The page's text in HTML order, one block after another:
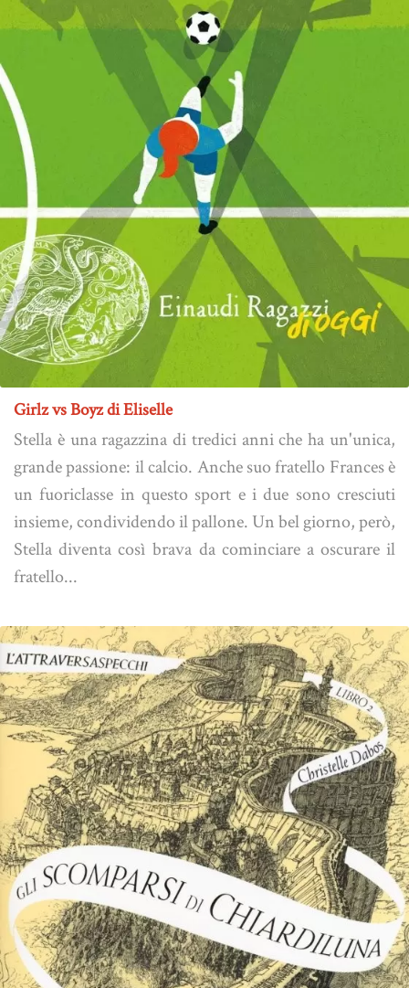
Girlz vs Boyz di Eliselle
Stella è una ragazzina di tredici anni che ha un'unica,
grande passione: il calcio. Anche suo fratello Frances è
un fuoriclasse in questo sport e i due sono cresciuti
insieme, condividendo il pallone. Un bel giorno, però,
Stella diventa così brava da cominciare a oscurare il
fratello...